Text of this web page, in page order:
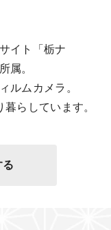
イト「栃ナ
属。
ルムカメラ。
らしています。